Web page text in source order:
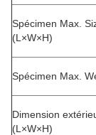
Spécimen Max.
(L×W×H)
Spécimen Max.
Dimension
(L×W×H)